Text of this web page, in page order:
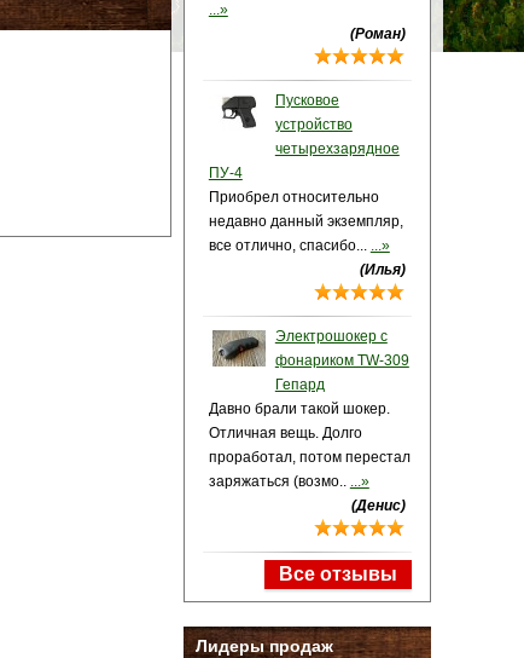
...»
(Роман)
Пусковое
устройство
четырехзарядное
ПУ-4
Приобрел относительно
недавно данный экземпляр,
все отлично, спасибо... ...»
(Илья)
Электрошокер с
фонариком TW-309
Гепард
Давно брали такой шокер.
Отличная вещь. Долго
проработал, потом перестал
заряжаться (возмо.. ...»
(Денис)
Все отзывы
Лидеры продаж